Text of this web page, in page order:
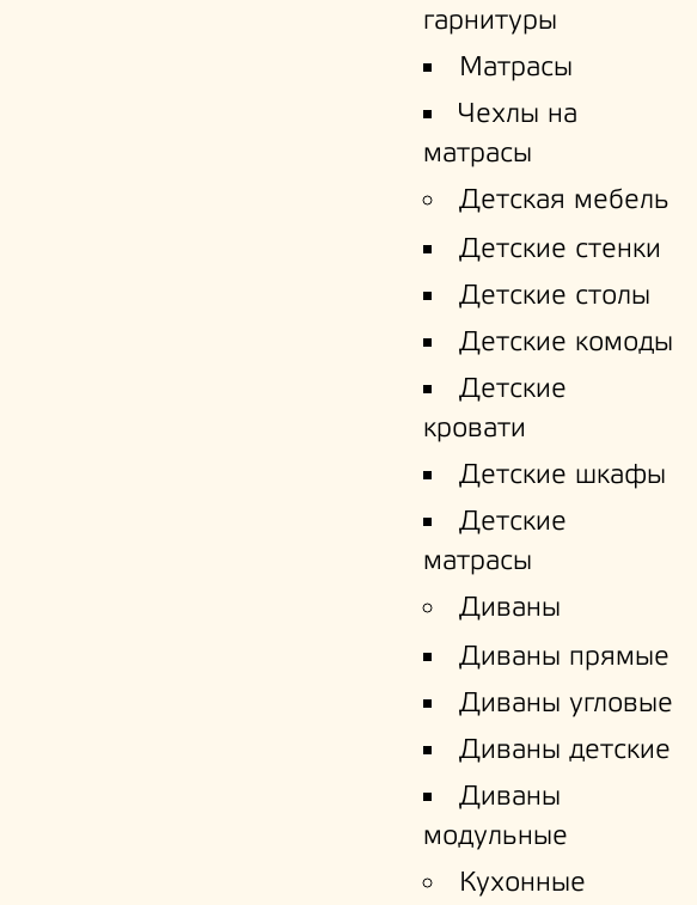
гарнитуры
Матрасы
Чехлы на
матрасы
Детская мебель
Детские стенки
Детские столы
Детские комоды
Детские
кровати
Детские шкафы
Детские
матрасы
Диваны
Диваны прямые
Диваны угловые
Диваны детские
Диваны
модульные
Кухонные